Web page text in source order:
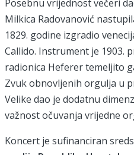
Posebnu vrijednost večeri
Milkica Radovanović
1829. godine izgradio
Callido. Instrument je 1903.
radionica Heferer temeljito
Zvuk obnovljenih orgulja u
Velike dao je dodatnu
važnost očuvanja vrijedne
Koncert je sufinanciran